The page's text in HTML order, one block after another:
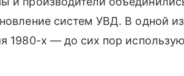
систем УВД. В одной
1980-х — до сих пор